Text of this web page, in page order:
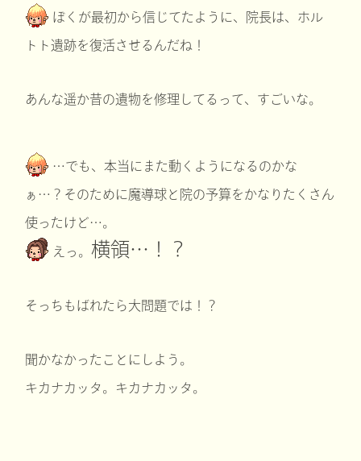
ぼくが最初から信じてたように、院長は、ホル
トト遺跡を復活させるんだね！
あんな遥か昔の遺物を修理してるって、すごいな。
…でも、本当にまた動くようになるのかな
ぁ…？そのために魔導球と院の予算をかなりたくさん
使ったけど…。
えっ。横領…！？
そっちもばれたら大問題では！？
聞かなかったことにしよう。
キカナカッタ。キカナカッタ。